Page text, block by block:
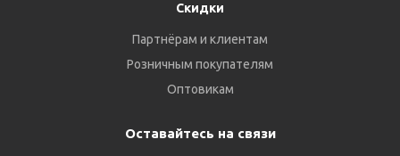
Скидки
Партнёрам и клиентам
Розничным покупателям
Оптовикам
Оставайтесь на связи